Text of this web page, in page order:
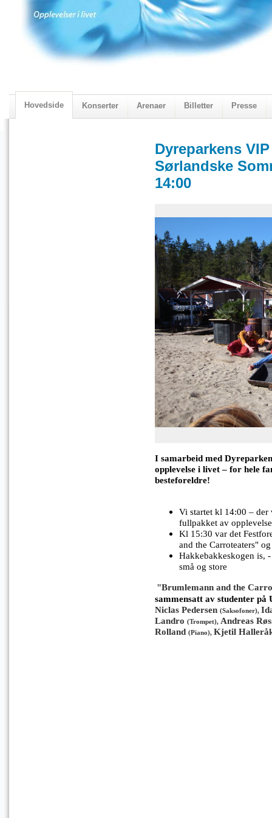
Hovedside Konserter Arenaer Billetter Presse
Dyreparkens
Sørlandske
14:00
I samarbeid med
opplevelse i livet – for hele
besteforeldre!
Vi startet kl 14:00 –
fullpakket av
Kl 15:30 var det
and the Carroteaters"
Hakkebakkeskogen is,
små og store
"Brumlemann and the
sammensatt av studenter
Niclas Pedersen (Saksofoner),
Landro (Trompet), Andreas
Rolland (Piano), Kjetil